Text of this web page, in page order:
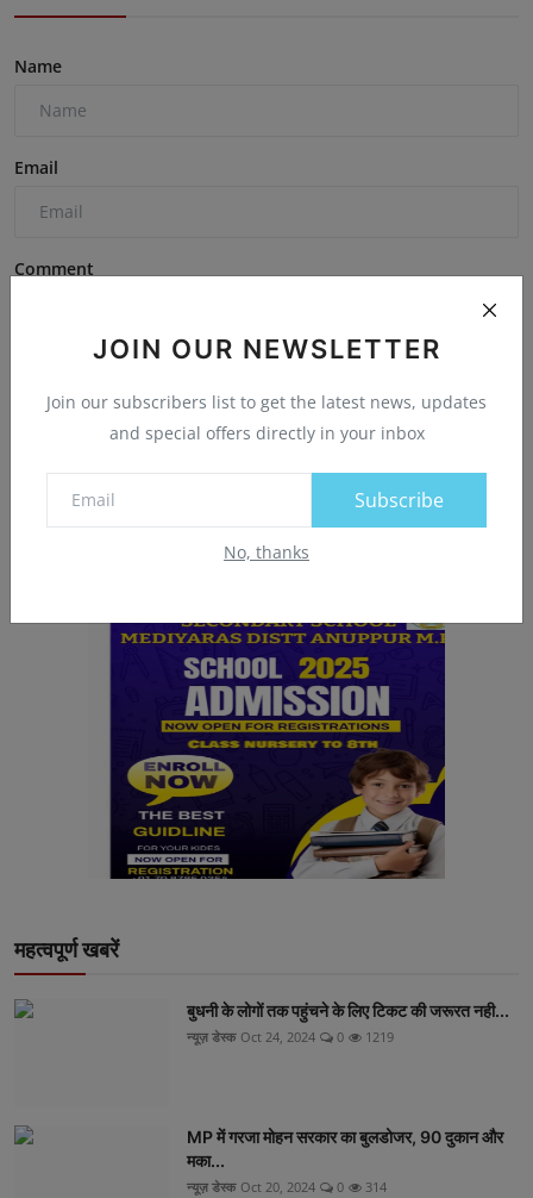
JOIN OUR NEWSLETTER
Join our subscribers list to get the latest news, updates
and special offers directly in your inbox
Subscribe
No, thanks
Name
Email
Comment
Post Comment
महत्वपूर्ण खबरें
बुधनी के लोगों तक पहुंचने के लिए टिकट की जरूरत नही...
न्यूज़ डेस्क Oct 24, 2024 0 1219
MP में गरजा मोहन सरकार का बुलडोजर, 90 दुकान और
मका...
न्यूज़ डेस्क Oct 20, 2024 0 314